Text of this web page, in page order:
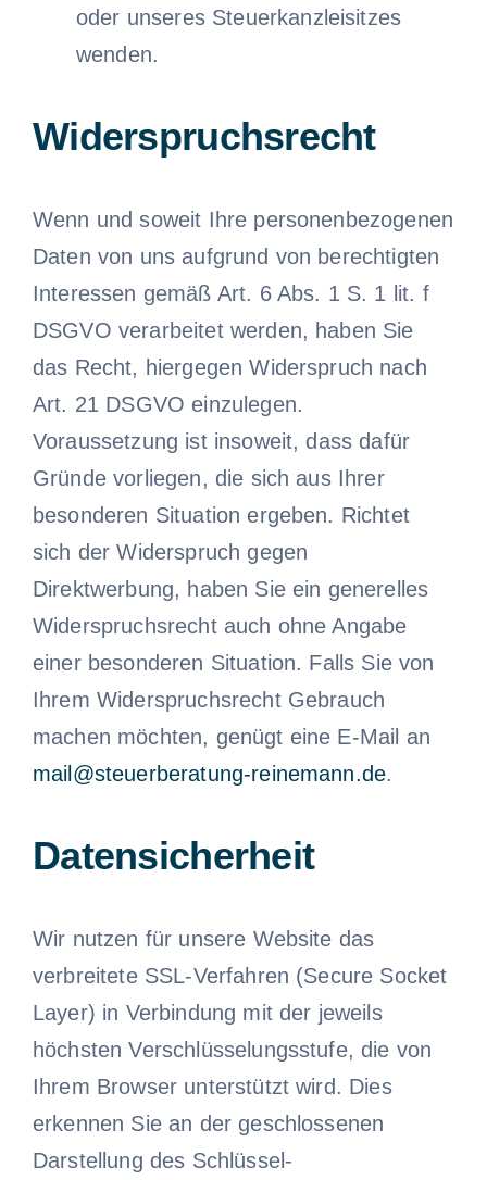
oder unseres Steuerkanzleisitzes
wenden.
Widerspruchsrecht
Wenn und soweit Ihre personenbezogenen
Daten von uns aufgrund von berechtigten
Interessen gemäß Art. 6 Abs. 1 S. 1 lit. f
DSGVO verarbeitet werden, haben Sie
das Recht, hiergegen Widerspruch nach
Art. 21 DSGVO einzulegen.
Voraussetzung ist insoweit, dass dafür
Gründe vorliegen, die sich aus Ihrer
besonderen Situation ergeben. Richtet
sich der Widerspruch gegen
Direktwerbung, haben Sie ein generelles
Widerspruchsrecht auch ohne Angabe
einer besonderen Situation. Falls Sie von
Ihrem Widerspruchsrecht Gebrauch
machen möchten, genügt eine E-Mail an
mail@steuerberatung-reinemann.de.
Datensicherheit
Wir nutzen für unsere Website das
verbreitete SSL-Verfahren (Secure Socket
Layer) in Verbindung mit der jeweils
höchsten Verschlüsselungsstufe, die von
Ihrem Browser unterstützt wird. Dies
erkennen Sie an der geschlossenen
Darstellung des Schlüssel-